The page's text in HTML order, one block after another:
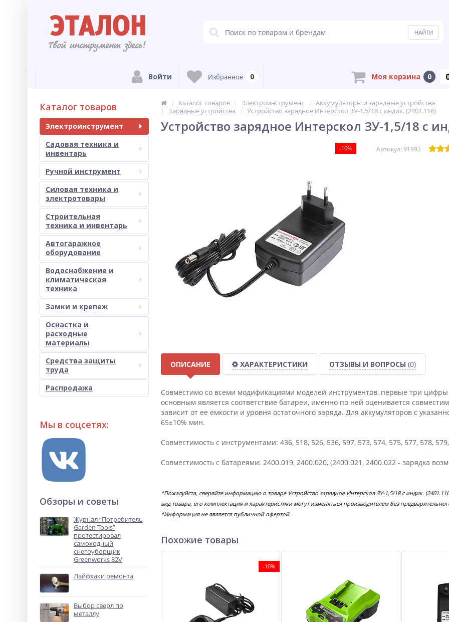
Войти Избранное 0 Моя корзина 0
Каталог товаров
Электроинструмент
Садовая техника и
инвентарь
Ручной инструмент
Силовая техника и
электротовары
Строительная
техника и инвентарь
Автогаражное
оборудование
Водоснабжение и
климатическая
техника
Замки и крепеж
Оснастка и
расходные
материалы
Средства защиты
труда
Распродажа
Мы в соцсетях:
Обзоры и советы
Журнал “Потребитель
Garden Tools”
протестировал
самоходный
снегоуборщик
Greenworks 82V
Лайфхаки ремонта
Выбор сверл по
металлу
Каталог товаров Электроинструмент
Аккумуляторы и зарядные устройства
Зарядные устройства
Устройство зарядное Интерскол ЗУ-1,5/18 с индик. (2401.116)
Устройство зарядное Интерскол ЗУ-1,5/18 с
-10% Артикул: 91992
ОПИСАНИЕ ХАРАКТЕРИСТИКИ ОТЗЫВЫ И ВОПРОСЫ (0)
Совместимо со всеми модификациями моделей инструментов, первые три
основным является соответствие батареи, именно по ней оценивается
зависит от ее емкости и уровня остаточного заряда. Для аккумуляторов с
65±10% мин.
Совместимость с инструментами: 436, 518, 526, 536, 597, 573, 574, 575, 577, 578,
Совместимость с батареями: 2400.019, 2400.020, (2400.021, 2400.022 - зарядка
*Пожалуйста, сверяйте информацию о товаре Устройство зарядное Интерскол ЗУ-1,5/18 с индик.
вид товара, его комплектация и характеристики могут изменяться производителем без
*Информация не является публичной офертой.
Похожие товары
-10%